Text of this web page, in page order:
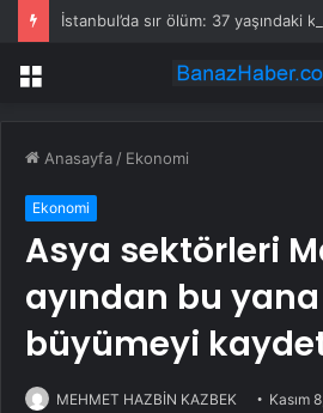
Menü
Anasayfa / Ekonomi
Ekonomi
Asya sektörleri
ayından bu
büyümeyi
MEHMET HAZBİN KAZBEK Kasım